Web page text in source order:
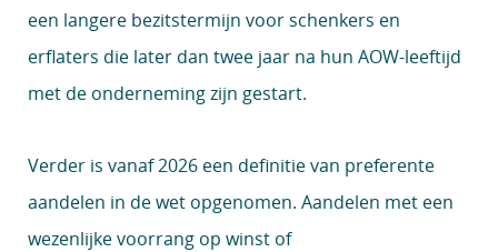
een langere bezitstermijn voor schenkers en
erflaters die later dan twee jaar na hun AOW-leeftijd
met de onderneming zijn gestart.
Verder is vanaf 2026 een definitie van preferente
aandelen in de wet opgenomen. Aandelen met een
wezenlijke voorrang op winst of